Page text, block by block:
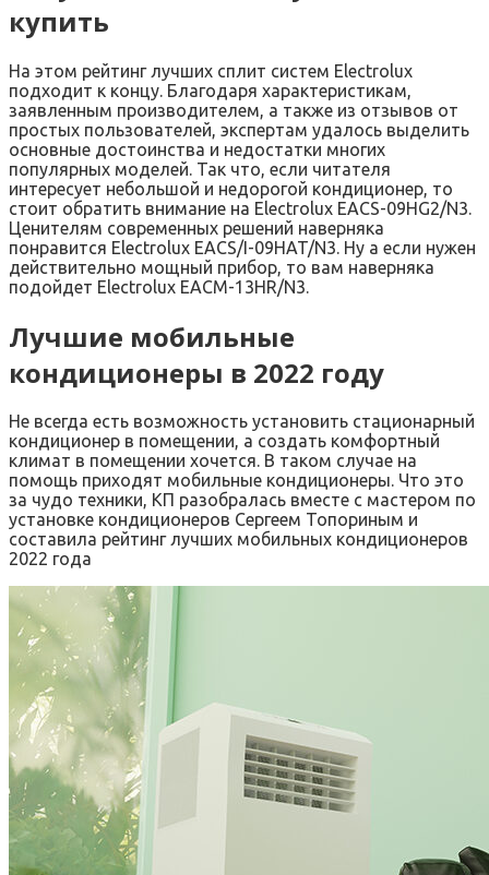
купить
На этом рейтинг лучших сплит систем Electrolux
подходит к концу. Благодаря характеристикам,
заявленным производителем, а также из отзывов от
простых пользователей, экспертам удалось выделить
основные достоинства и недостатки многих
популярных моделей. Так что, если читателя
интересует небольшой и недорогой кондиционер, то
стоит обратить внимание на Electrolux EACS-09HG2/N3.
Ценителям современных решений наверняка
понравится Electrolux EACS/I-09HAT/N3. Ну а если нужен
действительно мощный прибор, то вам наверняка
подойдет Electrolux EACM-13HR/N3.
Лучшие мобильные
кондиционеры в 2022 году
Не всегда есть возможность установить стационарный
кондиционер в помещении, а создать комфортный
климат в помещении хочется. В таком случае на
помощь приходят мобильные кондиционеры. Что это
за чудо техники, КП разобралась вместе с мастером по
установке кондиционеров Сергеем Топориным и
составила рейтинг лучших мобильных кондиционеров
2022 года